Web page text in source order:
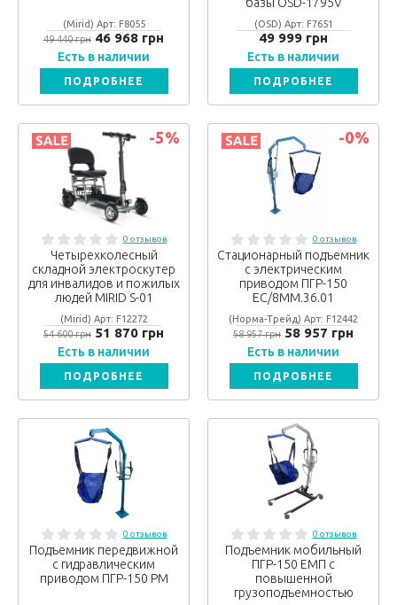
(Mirid) Арт: F8055
49 440 грн 46 968 грн
Есть в наличии
ПОДРОБНЕЕ
(OSD) Арт: F7651
49 999 грн
Есть в наличии
ПОДРОБНЕЕ
-5%
0 отзывов
Четырехколесный
складной электроскутер
для инвалидов и пожилых
людей MIRID S-01
(Mirid) Арт: F12272
54 600 грн 51 870 грн
Есть в наличии
ПОДРОБНЕЕ
-0%
0 отзывов
Стационарный подъемник
с электрическим
приводом ПГР-150
ЕС/8ММ.36.01
(Норма-Трейд) Арт: F12442
58 957 грн 58 957 грн
Есть в наличии
ПОДРОБНЕЕ
0 отзывов
Подъемник передвижной
с гидравлическим
приводом ПГР-150 РМ
0 отзывов
Подъемник мобильный
ПГР-150 ЕМП с
повышенной
грузоподъемностью